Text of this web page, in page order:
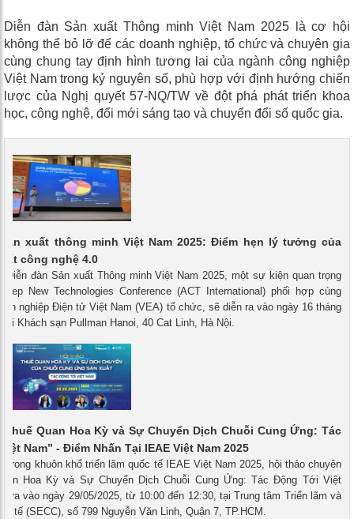
Diễn đàn Sản xuất Thông minh Việt Nam 2025 là cơ hội
không thể bỏ lỡ để các doanh nghiệp, tổ chức và chuyên gia
cùng chung tay định hình tương lai của ngành công nghiệp
Việt Nam trong kỷ nguyên số, phù hợp với định hướng chiến
lược của Nghị quyết 57-NQ/TW về đột phá phát triển khoa
học, công nghệ, đổi mới sáng tạo và chuyển đổi số quốc gia.
xuất thông minh Việt Nam 2025: Điểm hẹn lý tưởng của
công nghệ 4.0
Diễn đàn Sản xuất Thông minh Việt Nam 2025, một sự kiện quan trọng
New Technologies Conference (ACT International) phối hợp cùng
nghiệp Điện tử Việt Nam (VEA) tổ chức, sẽ diễn ra vào ngày 16 tháng
Khách sạn Pullman Hanoi, 40 Cat Linh, Hà Nội.
Quan Hoa Kỳ và Sự Chuyển Dịch Chuỗi Cung Ứng: Tác
Nam” - Điểm Nhấn Tại IEAE Việt Nam 2025
Trong khuôn khổ triển lãm quốc tế IEAE Việt Nam 2025, hội thảo chuyên
Hoa Kỳ và Sự Chuyển Dịch Chuỗi Cung Ứng: Tác Động Tới Việt
ra vào ngày 29/05/2025, từ 10:00 đến 12:30, tại Trung tâm Triển lãm và
tế (SECC), số 799 Nguyễn Văn Linh, Quận 7, TP.HCM.